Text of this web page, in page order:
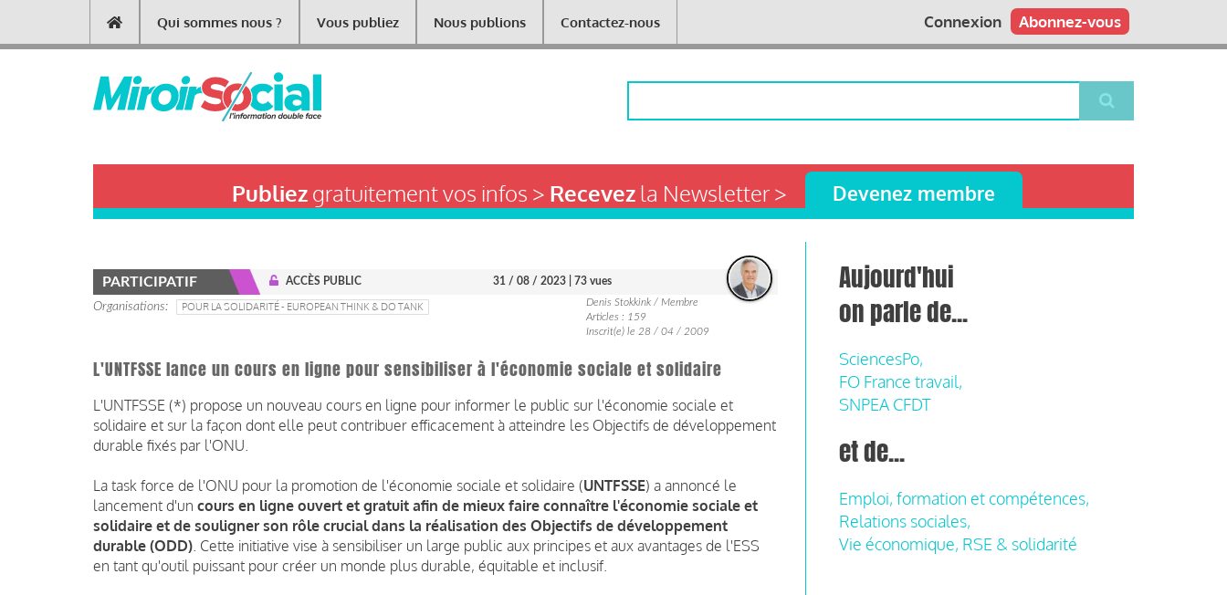
contenu
Main
navigation
Qui sommes nous ? Vous publiez Nous publions Contactez-nous Abonnez-vous
Connexion
Publiezgratuitement vos infos > Recevezla Newsletter > Devenez membre
PARTICIPATIF ACCÈS PUBLIC 31 / 08 / 2023 | 73 vues
Organisations POUR LA SOLIDARITÉ - EUROPEAN THINK & DO TANK
Denis Stokkink / Membre
Articles : 159
Inscrit(e) le 28 / 04 / 2009
L'UNTFSSE lance un cours en ligne pour sensibiliser à l'économie sociale et solidaire
L'UNTFSSE (*) propose un nouveau cours en ligne pour informer le public sur l'économie sociale et
solidaire et sur la façon dont elle peut contribuer efficacement à atteindre les Objectifs de développement
durable fixés par l'ONU.
La task force de l'ONU pour la promotion de l'économie sociale et solidaire (UNTFSSE) a annoncé le
lancement d'un cours en ligne ouvert et gratuit afin de mieux faire connaître l'économie sociale et
solidaire et de souligner son rôle crucial dans la réalisation des Objectifs de développement
durable (ODD) . Cette initiative vise à sensibiliser un large public aux principes et aux avantages de l'ESS
en tant qu'outil puissant pour créer un monde plus durable, équitable et inclusif.
Aujourd'hui
on parle de...
SciencesPo,
FO France travail,
SNPEA CFDT
et de...
Emploi, formation et compétences,
Relations sociales,
Vie économique, RSE & solidarité